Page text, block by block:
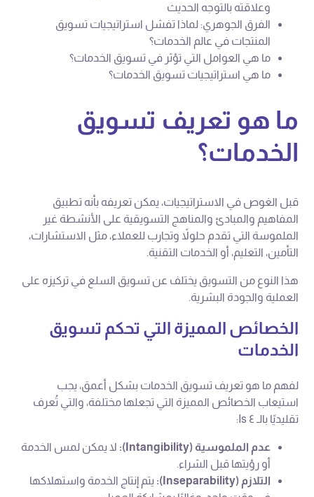
وعلاقته بالتوجه الحديث
الفرق الجوهري: لماذا تفشل استراتيجيات تسويق
المنتجات في عالم الخدمات؟
ما هي العوامل التي تؤثر في تسويق الخدمات؟
ما هي استراتيجيات تسويق الخدمات؟
ما هو تعريف تسويق
الخدمات؟
قبل الغوص في الاستراتيجيات، يمكن تعريفه بأنه تطبيق
المفاهيم والمبادئ والمناهج التسويقية على الأنشطة غير
الملموسة التي تقدم حلولاً وتجارب للعملاء، مثل الاستشارات،
التأمين، التعليم، أو الخدمات التقنية.
هذا النوع من التسويق يختلف عن تسويق السلع في تركيزه على
العملية والجودة البشرية.
الخصائص المميزة التي تحكم تسويق
الخدمات
لفهم ما هو تعريف تسويق الخدمات بشكل أعمق، يجب
استيعاب الخصائص المميزة التي تجعلها مختلفة، والتي تُعرف
تقليديًا بالـ ٤ Is:
عدم الملموسية (Intangibility):
لا يمكن لمس الخدمة
أو رؤيتها قبل الشراء.
التلازم (Inseparability):
يتم إنتاج الخدمة واستهلاكها